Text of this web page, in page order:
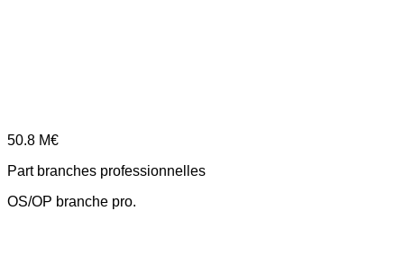
50.8 M€
Part branches professionnelles
OS/OP branche pro.